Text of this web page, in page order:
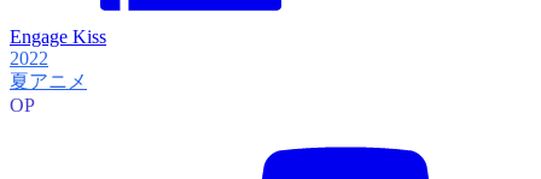
Engage Kiss
2022
夏アニメ
OP